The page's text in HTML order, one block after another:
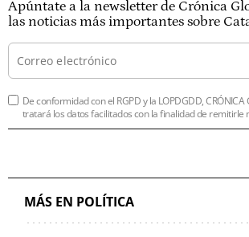
Apúntate a la newsletter de Crónica
las noticias más importantes sobre
De conformidad con el RGPD y la LOPDGDD, CRÓNICA
tratará los datos facilitados con la finalidad de remitirle
MÁS EN POLÍTICA